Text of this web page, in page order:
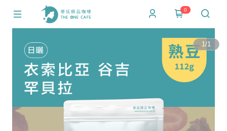
0
1/1